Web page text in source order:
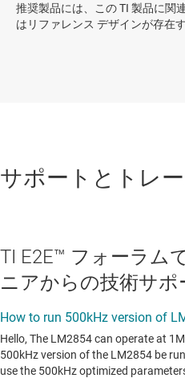
推奨製品には、この TI 製品に関
はリファレンス デザインが存在
サポートとトレ
TI E2E™ フォーラム
ニアからの技術サポ